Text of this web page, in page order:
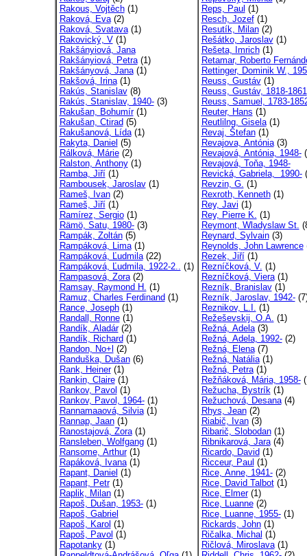
Rakous, Vojtěch(1)
Raková, Eva(2)
Raková, Svatava(1)
Rakovický, V(1)
Rakšányiová, Jana
Rakšányiová, Petra(1)
Rakšányová, Jana(1)
Rakšová, Irina(1)
Rakús, Stanislav(8)
Rakús, Stanislav, 1940-(3)
Rakušan, Bohumír(1)
Rakušan, Ctirad (5)
Rakušanová, Lída(1)
Rakyta, Daniel (5)
Rálková, Márie(2)
Ralston, Anthony(1)
Ramba, Jiří(1)
Rambousek, Jaroslav(1)
Rameš, Ivan(2)
Rameš, Jiří(1)
Ramírez, Sergio(1)
Rämö, Satu, 1980-(3)
Rampák, Zoltán(5)
Rampáková, Lima(1)
Rampáková, Ľudmila(22)
Rampáková, Ľudmila, 1922-2.. (1)
Rampasová, Zora(2)
Ramsay, Raymond H. (1)
Ramuz, Charles Ferdinand (1)
Rance, Joseph(1)
Randall, Ronne(1)
Randík, Aladár(2)
Randík, Richard (1)
Randon, No+l (2)
Randuška, Dušan(6)
Rank, Heiner(1)
Rankin, Claire(1)
Rankov, Pavol (1)
Rankov, Pavol, 1964-(1)
Rannamaaová, Silvia(1)
Rannap, Jaan(1)
Ranostajová, Zora(1)
Ransleben, Wolfgang(1)
Ransome, Arthur(1)
Rapáková, Ivana(1)
Rapant, Daniel (1)
Rapant, Petr(1)
Raplik, Milan(1)
Rapoš, Dušan, 1953-(1)
Rapoš, Gabriel
Rapoš, Karol (1)
Rapoš, Pavol (1)
Rapotanky(1)
Reps, Paul (1)
Resch, Jozef(1)
Resutík, Milan(2)
Rešátko, Jaroslav(1)
Rešeta, Imrich(1)
Retamar, Roberto
Rettinger, Dominik W.,
Reuss, Gustáv(1)
Reuss, Gustáv, 1818-1861
Reuss, Samuel, 1783-
Reuter, Hans (1)
Reutlilng, Gisela(1)
Revaj, Štefan(1)
Revajova, Antónia(3)
Revajová, Antónia, 1948-
Revajová, Toňa, 1948-
Revická, Gabriela, 1990-
Revzin, G. (1)
Rexroth, Kenneth(1)
Rey, Javi (1)
Rey, Pierre K. (1)
Reymont, Wladyslaw St.
Reynard, Sylvain(3)
Reynolds, John Lawrence
Rezek, Jiří(1)
Rezníčková, V. (1)
Rezníčková, Viera(1)
Rezník, Branislav(1)
Rezník, Jaroslav, 1942-
Reznikov, L.I. (1)
Režeševskij, O.A. (1)
Režná, Adela(3)
Režná, Adela, 1992-(2)
Režná, Elena(7)
Režná, Natália(1)
Režná, Petra(1)
Režňáková, Mária, 1958-
Režucha, Bystrík(1)
Režuchová, Desana(4)
Rhys, Jean(2)
Riabič, Ivan(3)
Ribarič, Slobodan(1)
Ribnikarová, Jara(4)
Ricardo, David (1)
Ricceur, Paul (1)
Rice, Anne, 1941-(2)
Rice, David Talbot(1)
Rice, Elmer(1)
Rice, Luanne(2)
Rice, Luanne, 1955-(1)
Rickards, John(1)
Ričalka, Michal (1)
Ričlová, Miroslava(1)